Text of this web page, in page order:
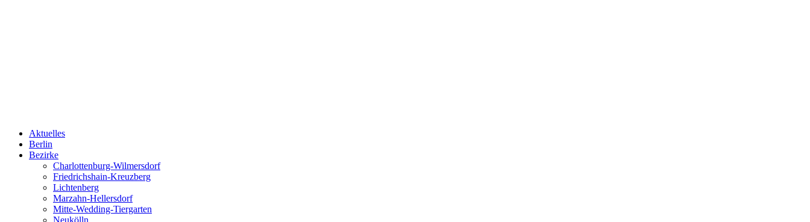
Aktuelles
Berlin
Bezirke
Charlottenburg-Wilmersdorf
Friedrichshain-Kreuzberg
Lichtenberg
Marzahn-Hellersdorf
Mitte-Wedding-Tiergarten
Neukölln